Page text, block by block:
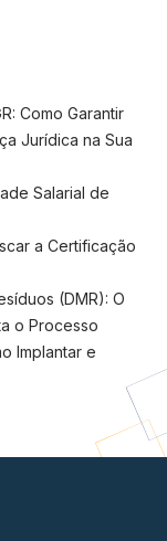
Como Garantir
Jurídica na Sua
Salarial de
a Certificação
(DMR): O
o Processo
Implantar e